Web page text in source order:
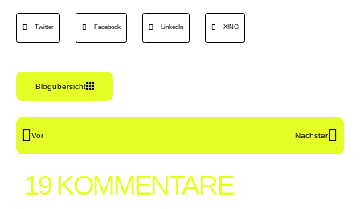
Twitter Facebook LinkedIn XING
Blogübersicht
Vor Nächster
19 KOMMENTARE